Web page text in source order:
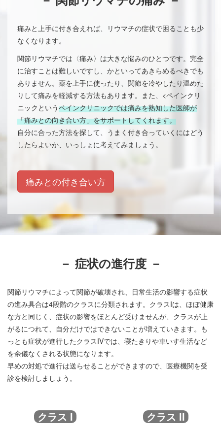
痛みと上手に付き合えれば、リウマチの症状で困ることも少
なくなります。
関節リウマチでは〈痛み〉は大きな悩みのひとつです。完全
に治すことは難しいですし、かといってあきらめるべきでも
ありません。薬を上手に使ったり、関節を冷やしたり温めた
りして痛みを軽減する方法もあります。また、<ペインクリ
ニックというペインクリニックでは痛みを熟知した医師が
「痛みとの向き合い方」をサポートしてくれます。
自分に合った方法を探して、うまく付き合っていくにはどう
したらよいか、いっしょに考えてみましょう。
痛みとの付き合い方
－ 症状の進行度 －
関節リウマチによって関節が破壊され、日常生活の影響する症状
の進み具合は4段階のクラスに分類されます。クラスIは、ほぼ健康
な方と同じく、症状の影響をほとんど受けませんが、クラスが上
がるにつれて、自分だけではできないことが増えていきます。も
っとも症状が進行したクラスIVでは、寝たきりや車いす生活など
を余儀なくされる状態になります。
早めの対処で進行は送らせることができますので、医療機関を受
診を検討しましょう。
クラス I クラス II